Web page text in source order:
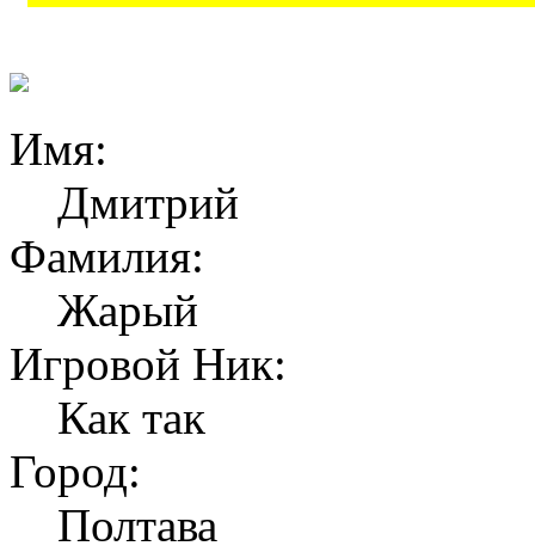
Имя:
Дмитрий
Фамилия:
Жарый
Игровой Ник:
Как так
Город:
Полтава